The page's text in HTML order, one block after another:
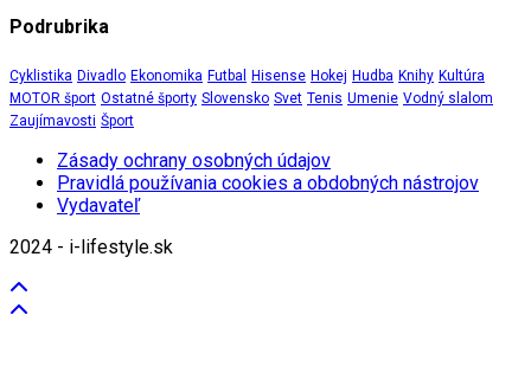
Podrubrika
Cyklistika Divadlo Ekonomika Futbal Hisense Hokej Hudba Knihy Kultúra
MOTOR šport Ostatné športy Slovensko Svet Tenis Umenie Vodný slalom
Zaujímavosti Šport
Zásady ochrany osobných údajov
Pravidlá používania cookies a obdobných nástrojov
Vydavateľ
2024 - i-lifestyle.sk